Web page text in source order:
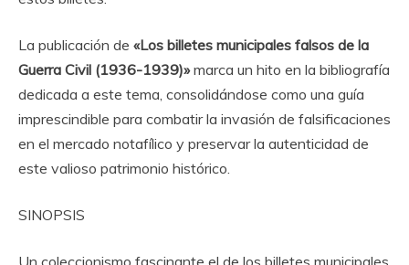
La publicación de «Los billetes municipales falsos de la
Guerra Civil (1936-1939)»marca un hito en la bibliografía
dedicada a este tema, consolidándose como una guía
imprescindible para combatir la invasión de falsificaciones
en el mercado notafílico y preservar la autenticidad de
este valioso patrimonio histórico.
SINOPSIS